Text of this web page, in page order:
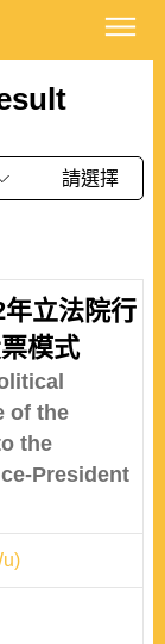
請選擇
立法院行
模式
of the
the
President